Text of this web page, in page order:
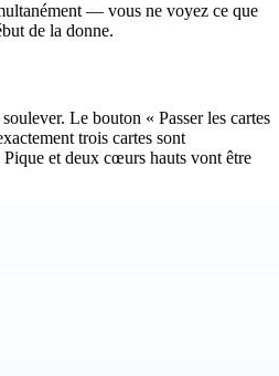
— vous ne voyez ce que
de la donne.
Le bouton « Passer les cartes
trois cartes sont
et deux cœurs hauts vont être